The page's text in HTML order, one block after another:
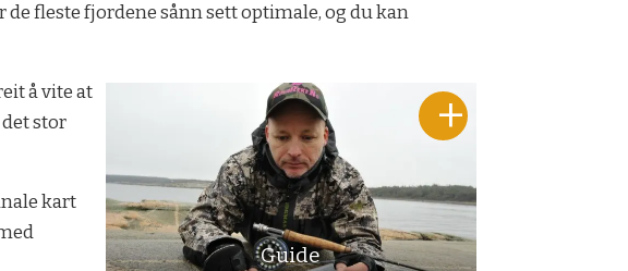
fleste fjordene sånn sett optimale, og du kan
Guide
å vite at
stor
kart